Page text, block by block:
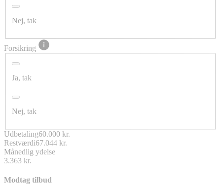
Nej, tak
Forsikring
Ja, tak
Nej, tak
Udbetaling60.000 kr.
Restværdi67.044 kr.
Månedlig ydelse
3.363 kr.
Modtag tilbud